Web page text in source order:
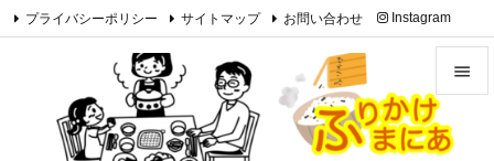

メニュ
プライバシーポリシー サイトマップ お問い合わせ Instagram
Feedly